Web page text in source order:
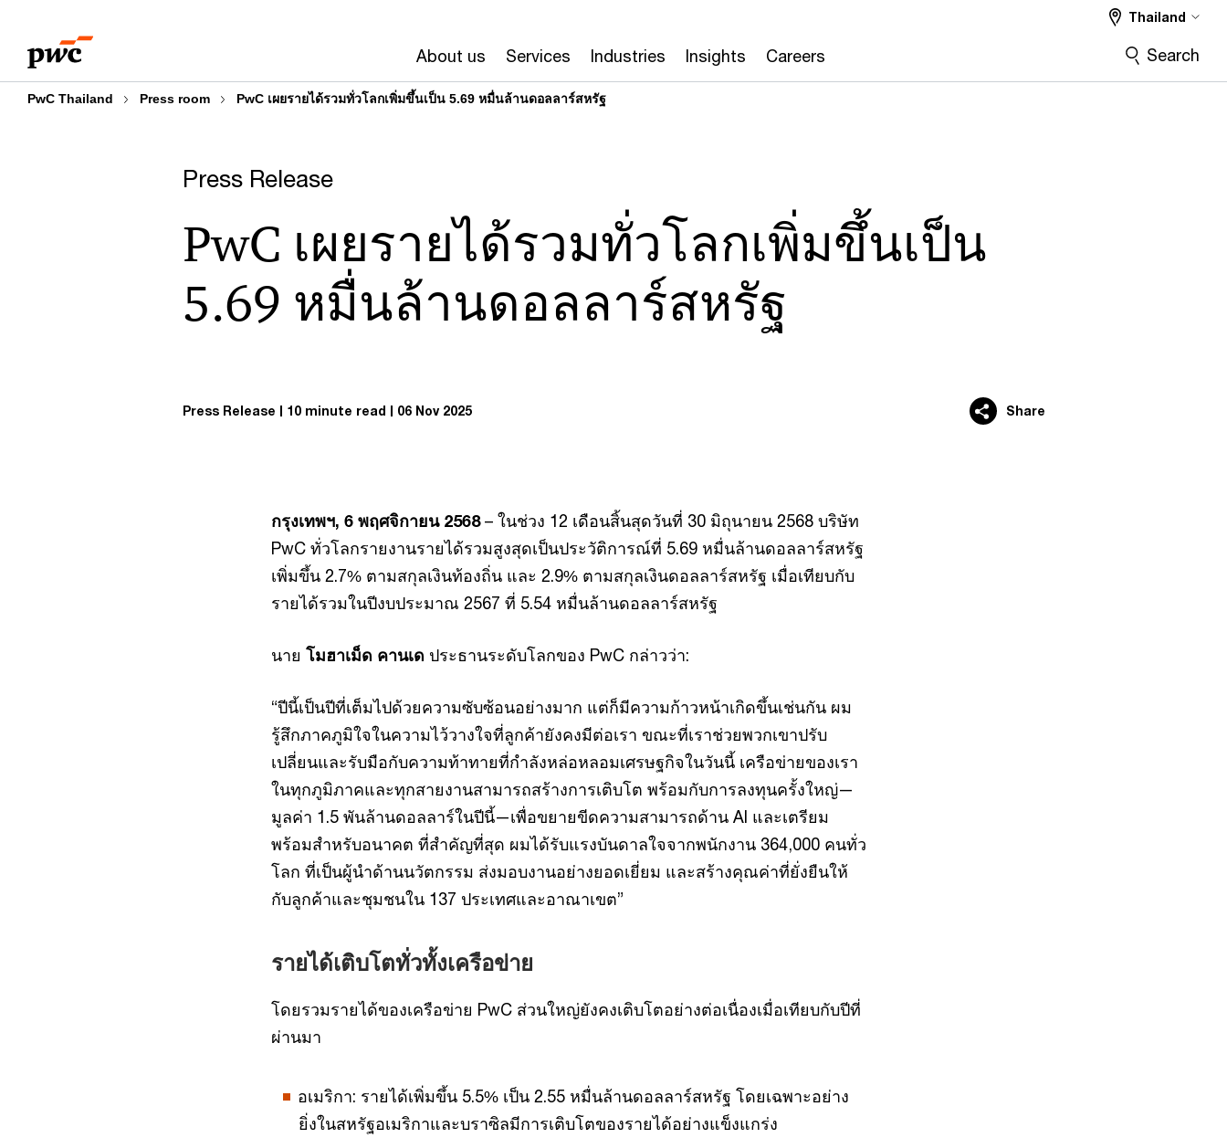
content
footer
About us Services Industries Insights Careers
Thailand
Search
PwC Thailand Press room PwC เผยรายได้รวมทั่วโลกเพิ่มขึ้นเป็น 5.69 หมื่นล้านดอลลาร์สหรัฐ
Press Release
PwC เผยรายได้รวมทั่วโลกเพิ่มขึ้นเป็น
5.69 หมื่นล้านดอลลาร์สหรัฐ
Press Release 10 minute read 06 Nov 2025 Share
กรุงเทพฯ, 6 พฤศจิกายน 2568– ในช่วง 12 เดือนสิ้นสุดวันที่ 30 มิถุนายน 2568 บริษัท
PwC ทั่วโลกรายงานรายได้รวมสูงสุดเป็นประวัติการณ์ที่ 5.69 หมื่นล้านดอลลาร์สหรัฐ
เพิ่มขึ้น 2.7% ตามสกุลเงินท้องถิ่น และ 2.9% ตามสกุลเงินดอลลาร์สหรัฐ เมื่อเทียบกับ
รายได้รวมในปีงบประมาณ 2567 ที่ 5.54 หมื่นล้านดอลลาร์สหรัฐ
นาย โมฮาเม็ด คานเด ประธานระดับโลกของ PwC กล่าวว่า:
“ปีนี้เป็นปีที่เต็มไปด้วยความซับซ้อนอย่างมาก แต่ก็มีความก้าวหน้าเกิดขึ้นเช่นกัน ผม
รู้สึกภาคภูมิใจในความไว้วางใจที่ลูกค้ายังคงมีต่อเรา ขณะที่เราช่วยพวกเขาปรับ
เปลี่ยนและรับมือกับความท้าทายที่กำลังหล่อหลอมเศรษฐกิจในวันนี้ เครือข่ายของเรา
ในทุกภูมิภาคและทุกสายงานสามารถสร้างการเติบโต พร้อมกับการลงทุนครั้งใหญ่—
มูลค่า 1.5 พันล้านดอลลาร์ในปีนี้—เพื่อขยายขีดความสามารถด้าน AI และเตรียม
พร้อมสำหรับอนาคต ที่สำคัญที่สุด ผมได้รับแรงบันดาลใจจากพนักงาน 364,000 คนทั่ว
โลก ที่เป็นผู้นำด้านนวัตกรรม ส่งมอบงานอย่างยอดเยี่ยม และสร้างคุณค่าที่ยั่งยืนให้
กับลูกค้าและชุมชนใน 137 ประเทศและอาณาเขต”
รายได้เติบโตทั่วทั้งเครือข่าย
โดยรวมรายได้ของเครือข่าย PwC ส่วนใหญ่ยังคงเติบโตอย่างต่อเนื่องเมื่อเทียบกับปีที่
ผ่านมา
อเมริกา: รายได้เพิ่มขึ้น 5.5% เป็น 2.55 หมื่นล้านดอลลาร์สหรัฐ โดยเฉพาะอย่าง
ยิ่งในสหรัฐอเมริกาและบราซิลมีการเติบโตของรายได้อย่างแข็งแกร่ง